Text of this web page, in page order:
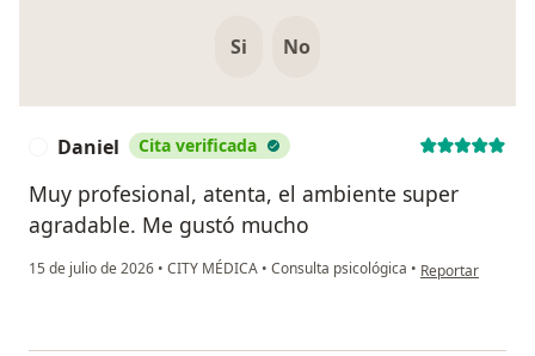
Si No
Daniel Cita verificada
Muy profesional, atenta, el ambiente super
agradable. Me gustó mucho
15 de julio de 2026 • CITY MÉDICA • Consulta psicológica • en opinión del
Reportar